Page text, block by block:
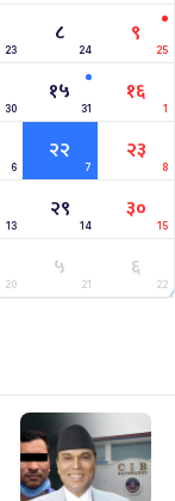
23
८
24
९
25
30
१५
31
१६
1
6
२२
7
२३
8
13
२९
14
३०
15
20
५
21
६
22